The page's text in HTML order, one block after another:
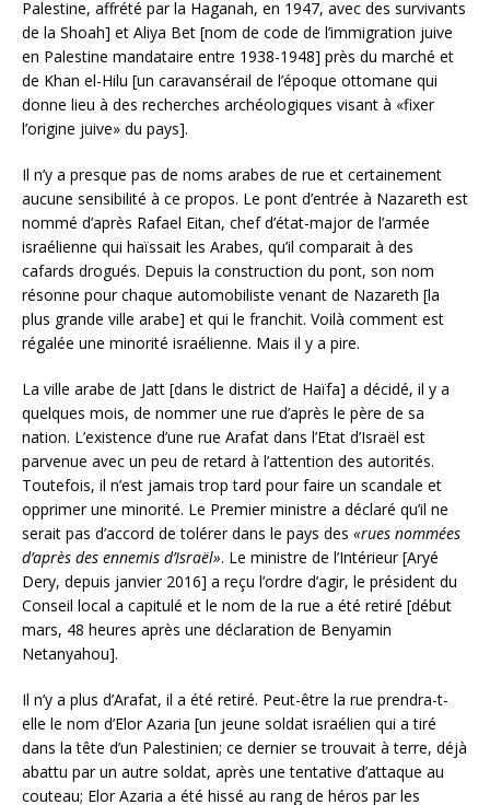
Palestine, affrété par la Haganah, en 1947, avec des survivants
de la Shoah] et Aliya Bet [nom de code de l’immigration juive
en Palestine mandataire entre 1938-1948] près du marché et
de Khan el-Hilu [un caravansérail de l’époque ottomane qui
donne lieu à des recherches archéologiques visant à «fixer
l’origine juive» du pays].
Il n’y a presque pas de noms arabes de rue et certainement
aucune sensibilité à ce propos. Le pont d’entrée à Nazareth est
nommé d’après Rafael Eitan, chef d’état-major de l’armée
israélienne qui haïssait les Arabes, qu’il comparait à des
cafards drogués. Depuis la construction du pont, son nom
résonne pour chaque automobiliste venant de Nazareth [la
plus grande ville arabe] et qui le franchit. Voilà comment est
régalée une minorité israélienne. Mais il y a pire.
La ville arabe de Jatt [dans le district de Haïfa] a décidé, il y a
quelques mois, de nommer une rue d’après le père de sa
nation. L’existence d’une rue Arafat dans l’Etat d’Israël est
parvenue avec un peu de retard à l’attention des autorités.
Toutefois, il n’est jamais trop tard pour faire un scandale et
opprimer une minorité. Le Premier ministre a déclaré qu’il ne
serait pas d’accord de tolérer dans le pays des «rues nommées
d’après des ennemis d’Israël». Le ministre de l’Intérieur [Aryé
Dery, depuis janvier 2016] a reçu l’ordre d’agir, le président du
Conseil local a capitulé et le nom de la rue a été retiré [début
mars, 48 heures après une déclaration de Benyamin
Netanyahou].
Il n’y a plus d’Arafat, il a été retiré. Peut-être la rue prendra-t-
elle le nom d’Elor Azaria [un jeune soldat israélien qui a tiré
dans la tête d’un Palestinien; ce dernier se trouvait à terre, déjà
abattu par un autre soldat, après une tentative d’attaque au
couteau; Elor Azaria a été hissé au rang de héros par les